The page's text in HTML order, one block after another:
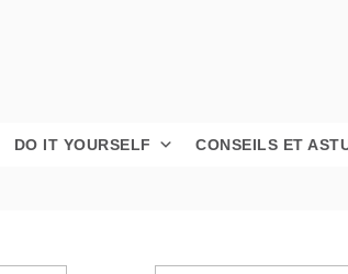
DO IT YOURSELF CONSEILS ET